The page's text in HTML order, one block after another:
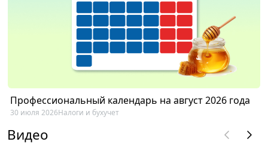
Профессиональный календарь на август 2026 года
30 июля 2026Налоги и бухучет
Видео